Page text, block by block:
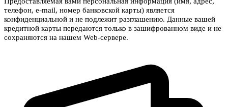
телефон, e-mail, номер банковской карты) является
конфиденциальной и не подлежит разглашению. Данные вашей
кредитной карты передаются только в зашифрованном виде и не
сохраняются на нашем Web-сервере.